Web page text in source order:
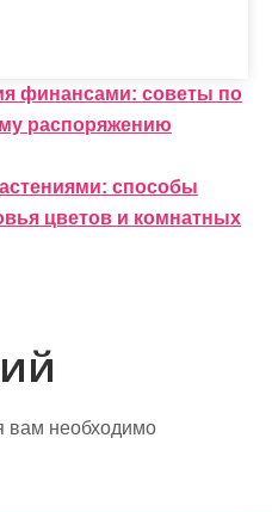
финансами: советы по
распоряжению
способы
цветов и комнатных
вам необходимо